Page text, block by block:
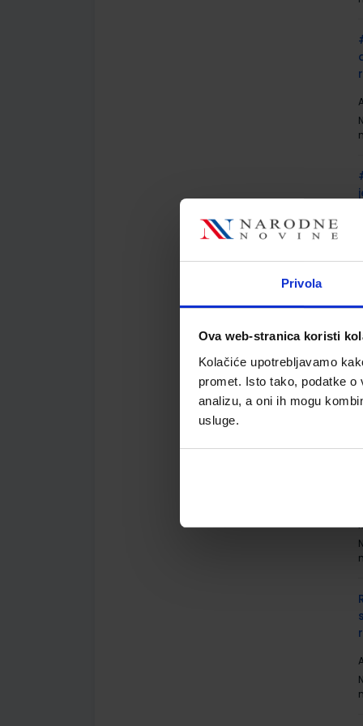
Privola
Ova web-stranica koristi
Kolačiće upotrebljavamo
promet. Isto tako, podatke
analizu, a oni ih mogu
usluge.